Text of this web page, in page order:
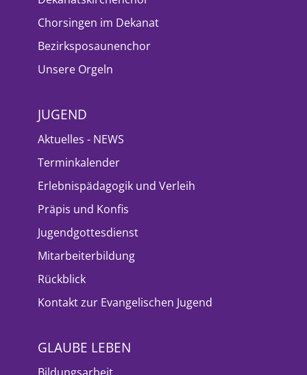
Chorsingen im Dekanat
Bezirksposaunenchor
Unsere Orgeln
JUGEND
Aktuelles - NEWS
Terminkalender
Erlebnispädagogik und Verleih
Präpis und Konfis
Jugendgottesdienst
Mitarbeiterbildung
Rückblick
Kontakt zur Evangelischen Jugend
GLAUBE LEBEN